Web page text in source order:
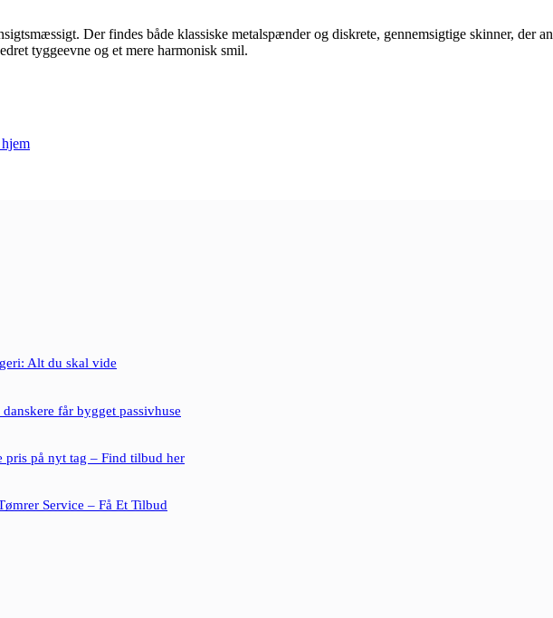
Der findes både klassiske metalspænder og diskrete, gennemsigtige skinner, der
tyggeevne og et mere harmonisk smil.
Alt du skal vide
får bygget passivhuse
pris på nyt tag – Find tilbud her
Service – Få Et Tilbud